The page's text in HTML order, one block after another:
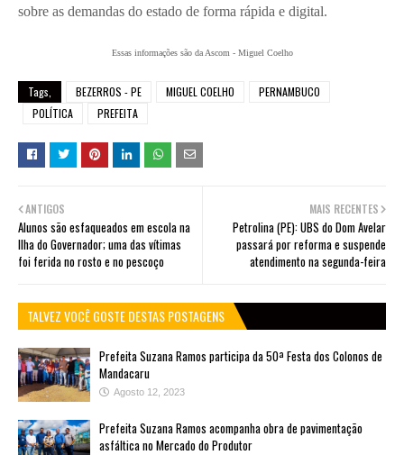
sobre as demandas do estado de forma rápida e digital.
Essas informações são da Ascom - Miguel Coelho
Tags, BEZERROS - PE MIGUEL COELHO
PERNAMBUCO
POLÍTICA
PREFEITA
MAIS RECENTES
Petrolina (PE): UBS do Dom Avelar
passará por reforma e suspende
atendimento na segunda-feira
ANTIGOS
Alunos são esfaqueados em escola na
Ilha do Governador; uma das vítimas
foi ferida no rosto e no pescoço
TALVEZ VOCÊ GOSTE DESTAS POSTAGENS
Prefeita Suzana Ramos participa da 50ª Festa dos Colonos de
Mandacaru
Agosto 12, 2023
Prefeita Suzana Ramos acompanha obra de pavimentação
asfáltica no Mercado do Produtor